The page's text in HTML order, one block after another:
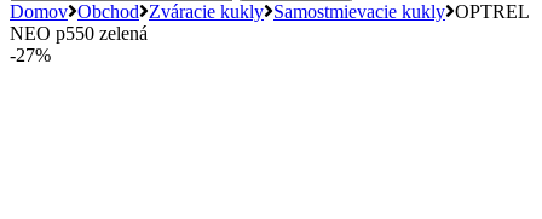
Domov Obchod Zváracie kukly Samostmievacie kukly OPTREL
NEO p550 zelená
-27%